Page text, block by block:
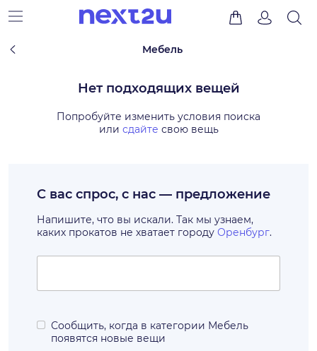
Мебель
Нет подходящих вещей
Попробуйте изменить условия поиска
или сдайте свою вещь
С вас спрос, с нас — предложение
Напишите, что вы искали. Так мы узнаем,
каких прокатов не хватает городу Оренбург.
Сообщить, когда в категории Мебель
появятся новые вещи